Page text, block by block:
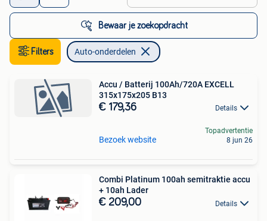
Bewaar je zoekopdracht
Filters Auto-onderdelen
Accu / Batterij 100Ah/720A EXCELL
315x175x205 B13
€ 179,36 Details
Bezoek website
Topadvertentie
8 jun 26
Combi Platinum 100ah semitraktie accu
+ 10ah Lader
€ 209,00 Details